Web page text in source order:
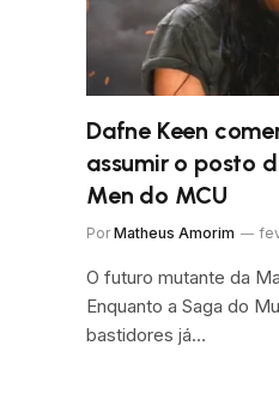
Dafne Keen
assumir o posto
Men do MCU
Por Matheus Amorim
O futuro mutante da
Enquanto a Saga do
bastidores já…